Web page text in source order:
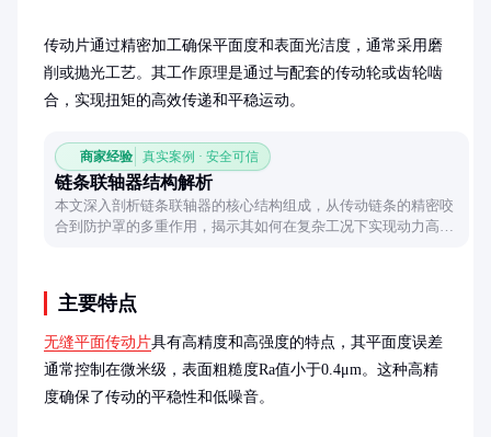
传动片通过精密加工确保平面度和表面光洁度，通常采用磨
削或抛光工艺。其工作原理是通过与配套的传动轮或齿轮啮
合，实现扭矩的高效传递和平稳运动。
商家经验 真实案例 · 安全可信
链条联轴器结构解析
本文深入剖析链条联轴器的核心结构组成，从传动链条的精密咬
合到防护罩的多重作用，揭示其如何在复杂工况下实现动力高效
主要特点
无缝平面传动片具有高精度和高强度的特点，其平面度误差
通常控制在微米级，表面粗糙度Ra值小于0.4μm。这种高精
度确保了传动的平稳性和低噪音。